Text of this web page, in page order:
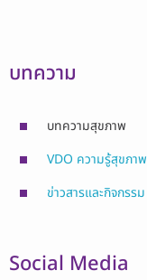
บทความ
บทความสุขภาพ
VDO ความรู้สุขภาพ
ข่าวสารและกิจกรรม
Social Media